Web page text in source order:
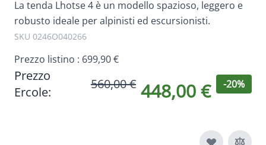
La tenda Lhotse 4 è un modello spazioso, leggero e
robusto ideale per alpinisti ed escursionisti.
SKU 0246O040266
Prezzo listino : 699,90 €
Prezzo
Ercole:
560,00 € 448,00 € -20%